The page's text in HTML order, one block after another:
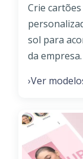
Crie
sol para
da empresa.
›Ver